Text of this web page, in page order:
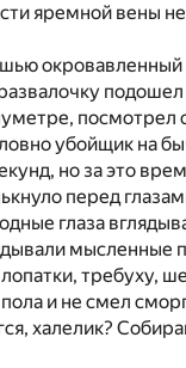
яремной вены
окровавленный
посмотрел
убойщик на
но за это
перед
глаза
мысленные
требуху,
и не смел
халелик?